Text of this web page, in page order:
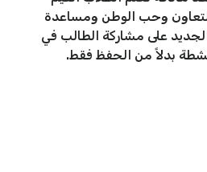
وحب الوطن ومساعدة
على مشاركة الطالب في
بدلاً من الحفظ فقط.